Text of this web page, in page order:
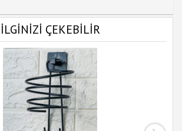
İLGİNİZİ ÇEKEBİLİR